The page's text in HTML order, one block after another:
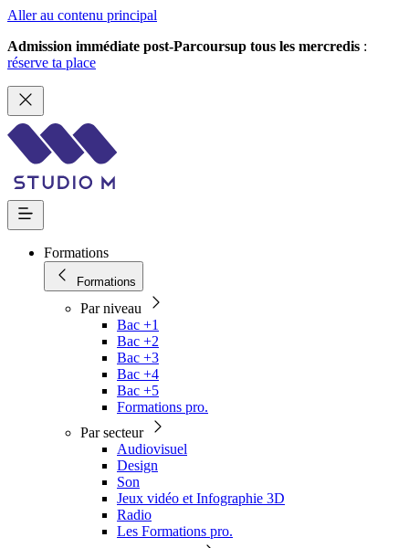
Aller au contenu principal
Admission immédiate post-Parcoursup tous les mercredis :
réserve ta place
Formations
Formations
Par niveau
Bac +1
Bac +2
Bac +3
Bac +4
Bac +5
Formations pro.
Par secteur
Audiovisuel
Design
Son
Jeux vidéo et Infographie 3D
Radio
Les Formations pro.